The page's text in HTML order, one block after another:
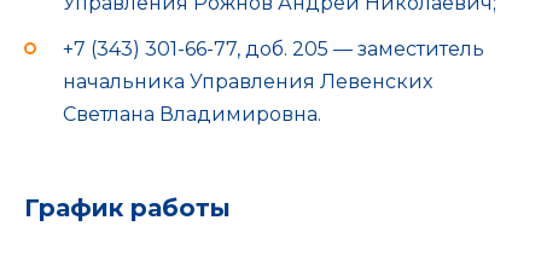
+7 (343) 301-66-77, доб. 205 — заместитель
начальника Управления Левенских
Светлана Владимировна.
График работы